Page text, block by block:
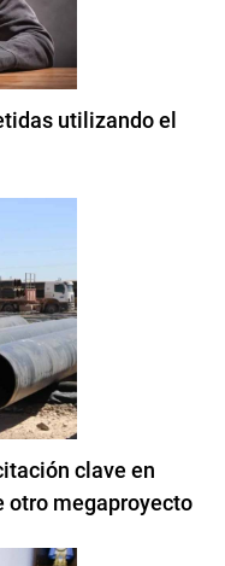
utilizando el
clave en
otro megaproyecto